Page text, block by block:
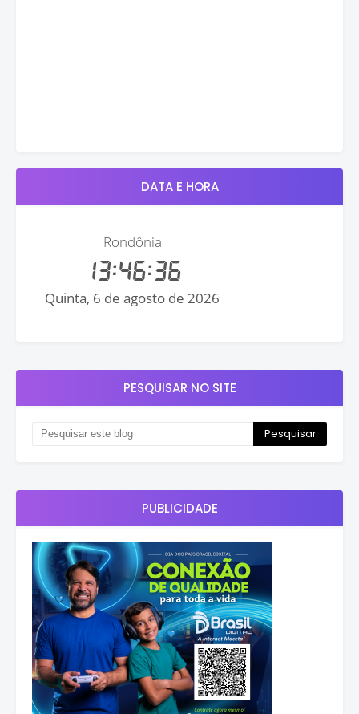
DATA E HORA
PESQUISAR NO SITE
PUBLICIDADE